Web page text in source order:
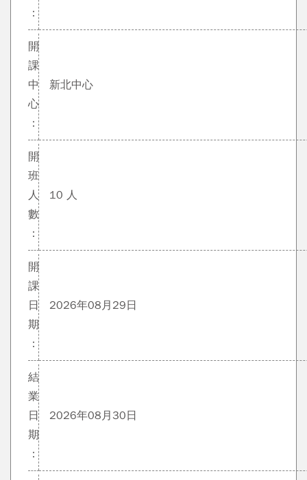
：
開
課
中
心
：
新北中心
開
班
人
數
：
10 人
開
課
日
期
：
2026年08月29日
結
業
日
期
：
2026年08月30日